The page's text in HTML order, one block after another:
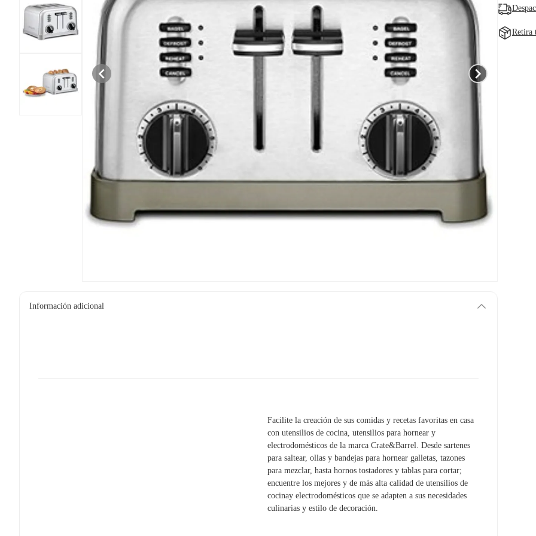
Información adicional
Facilite la creación de sus comidas y recetas favoritas en casa
con utensilios de cocina, utensilios para hornear y
electrodomésticos de la marca Crate&Barrel. Desde sartenes
para saltear, ollas y bandejas para hornear galletas, tazones
para mezclar, hasta hornos tostadores y tablas para cortar;
encuentre los mejores y de más alta calidad de utensilios de
cocinay electrodomésticos que se adapten a sus necesidades
culinarias y estilo de decoración.
Retira